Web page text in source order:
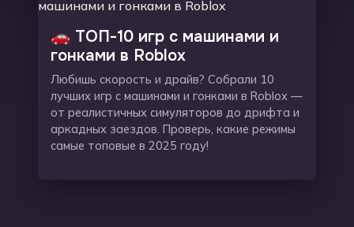
🚗 ТОП-10 игр с машинами и
гонками в Roblox
Любишь скорость и драйв? Собрали 10
лучших игр с машинами и гонками в Roblox —
от реалистичных симуляторов до дрифта и
аркадных заездов. Проверь, какие режимы
самые топовые в 2025 году!